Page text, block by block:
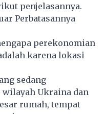
penjelasannya.
Perbatasannya
perekonomian
karena lokasi
sedang
wilayah Ukraina dan
rumah, tempat